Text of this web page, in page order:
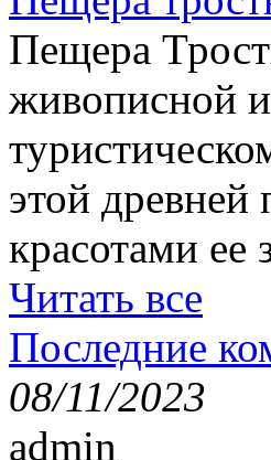
Пещера
живописной
этой
красотами ее
Читать все
Последние
08/11/2023
admin